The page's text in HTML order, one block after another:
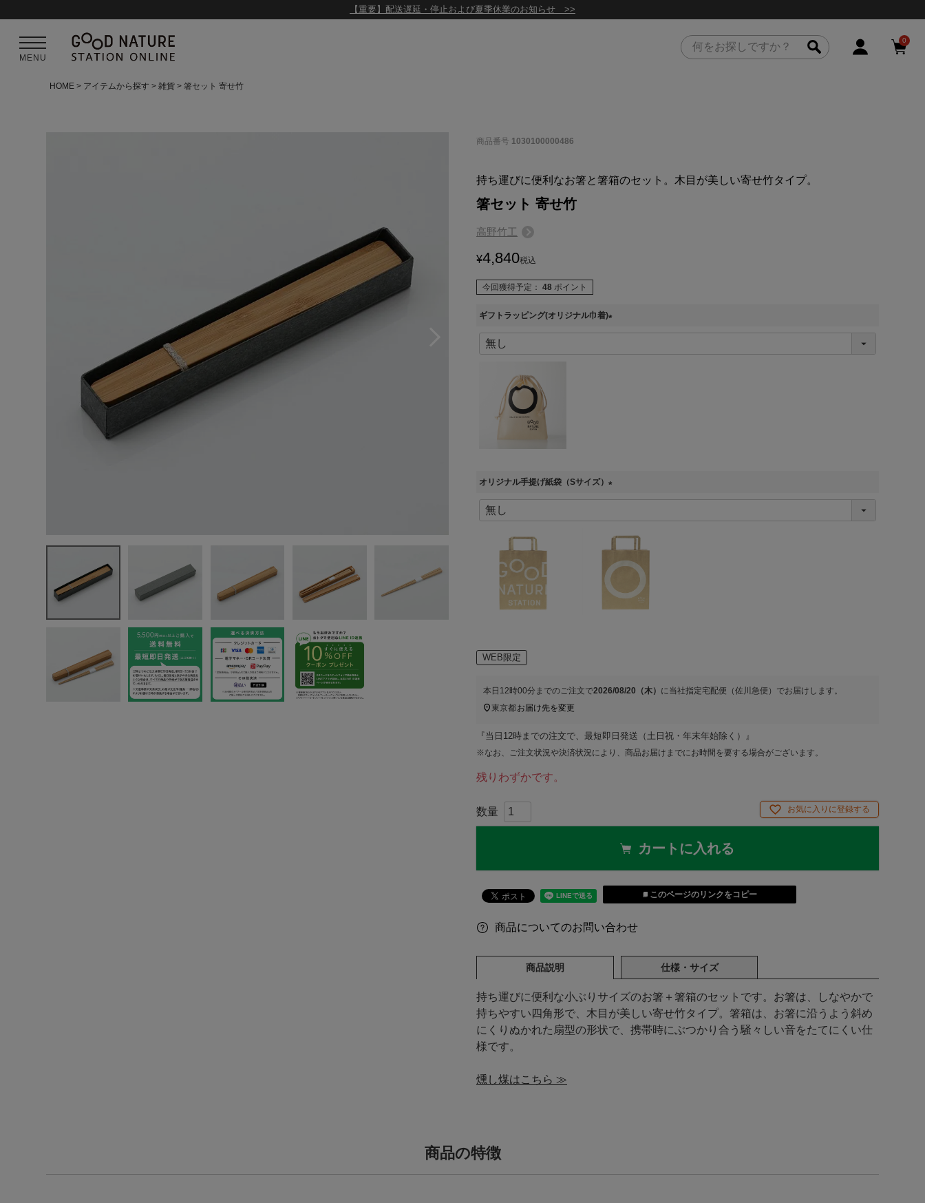
【重要】配送遅延・停止および夏季休業のお知らせ >>
MENU
0
HOME アイテムから探す 雑貨 箸セット 寄せ竹
商品番号 1030100000486
持ち運びに便利なお箸と箸箱のセット。木目が美しい寄せ竹タイプ。
箸セット 寄せ竹
高野竹工
¥4,840税込
今回獲得予定： 48 ポイント
ギフトラッピング(オリジナル巾着)
(
オリジナル手提げ紙袋（Sサイズ）
(
須
)
WEB限定
本日 12時00分 までのご注文で2026/08/20（木） に 当社指定宅配便（佐川急便） でお届けします。
東京都お届け先を変更
『当日12時までの注文で、最短即日発送（土日祝・年末年始除く）』
※なお、ご注文状況や決済状況により、商品お届けまでにお時間を要する場合がございます。
残りわずかです。
お気に入りに登録する
カートに入れる
このページのリンクをコピー
商品についてのお問い合わせ
商品説明 仕様・サイズ
持ち運びに便利な小ぶりサイズのお箸＋箸箱のセットです。お箸は、しなやかで
持ちやすい四角形で、木目が美しい寄せ竹タイプ。箸箱は、お箸に沿うよう斜め
にくりぬかれた扇型の形状で、携帯時にぶつかり合う騒々しい音をたてにくい仕
様です。
燻し煤はこちら ≫
商品の特徴